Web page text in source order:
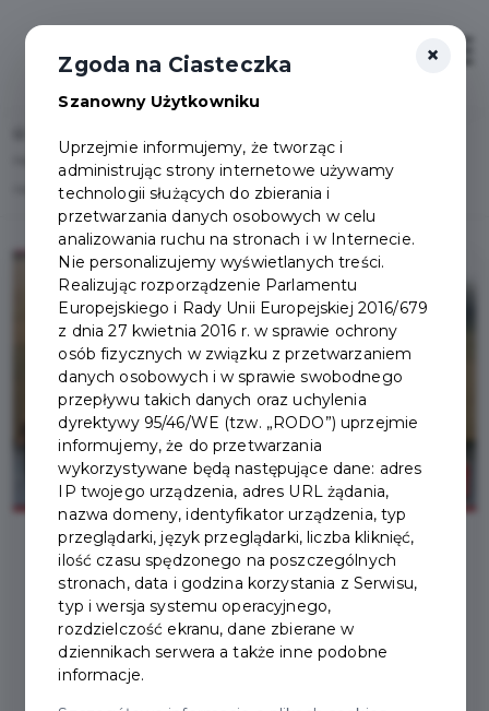
Halowy Turniej Piłki Nożnej z okazji Narodowego Święta Niepodległości za
2025-11-11
HALOWY TURNIEJ PIŁKI
NOŻNEJ Z OKAZJI
×
Zgoda na Ciasteczka
Szanowny Użytkowniku
Uprzejmie informujemy, że tworząc i
administrując strony internetowe używamy
technologii służących do zbierania i
przetwarzania danych osobowych w celu
analizowania ruchu na stronach i w Internecie.
Nie personalizujemy wyświetlanych treści.
Realizując rozporządzenie Parlamentu
Europejskiego i Rady Unii Europejskiej 2016/679
z dnia 27 kwietnia 2016 r. w sprawie ochrony
osób fizycznych w związku z przetwarzaniem
danych osobowych i w sprawie swobodnego
przepływu takich danych oraz uchylenia
dyrektywy 95/46/WE (tzw. „RODO”) uprzejmie
informujemy, że do przetwarzania
wykorzystywane będą następujące dane: adres
IP twojego urządzenia, adres URL żądania,
nazwa domeny, identyfikator urządzenia, typ
przeglądarki, język przeglądarki, liczba kliknięć,
ilość czasu spędzonego na poszczególnych
stronach, data i godzina korzystania z Serwisu,
typ i wersja systemu operacyjnego,
rozdzielczość ekranu, dane zbierane w
dziennikach serwera a także inne podobne
informacje.